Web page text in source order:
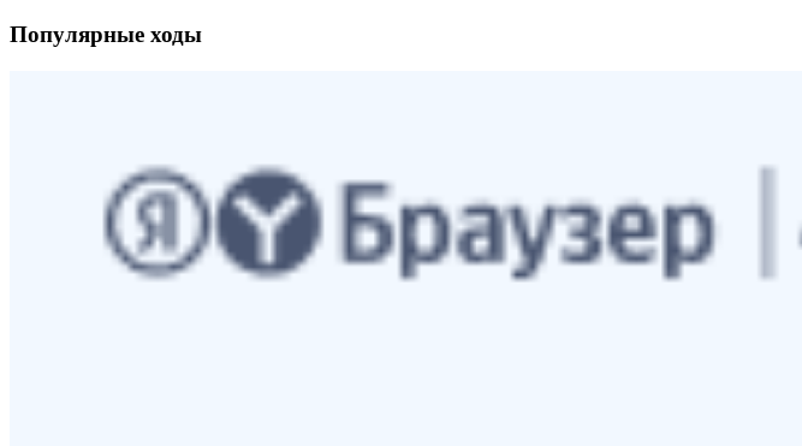
Популярные ходы